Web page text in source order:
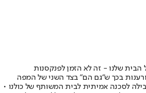
הבית שלנו - זה לא הזמן לפנקסנות
בכך ש"גם הם" בצד השני של המפה
לסכנה אמיתית לבית המשותף של כולנו •